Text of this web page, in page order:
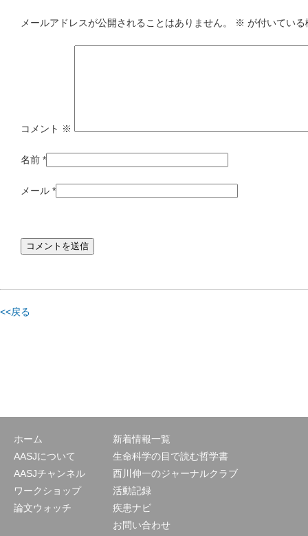
メールアドレスが公開されることはありません。 ※ が付いてい
コメント ※
名前 *
メール *
<<戻る
ホーム
AASJについて
AASJチャンネル
ワークショップ
論文ウォッチ
新着情報一覧
生命科学の目で読む哲学書
西川伸一のジャーナルクラブ
活動記録
疾患ナビ
お問い合わせ